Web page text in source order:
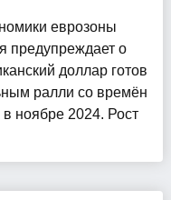
еврозоны
предупреждает о
доллар готов
ралли со времён
ноябре 2024. Рост